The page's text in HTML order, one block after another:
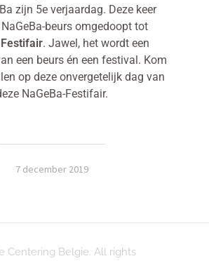
7 december 2019
zijn 5e verjaardag. Deze keer
beurs omgedoopt tot
. Jawel, het wordt een
een beurs én een festival. Kom
op deze onvergetelijk dag van
NaGeBa-Festifair.
Centering Belgie. All rights